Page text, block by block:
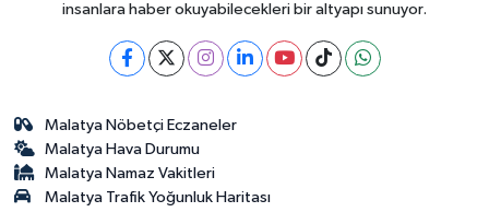
insanlara haber okuyabilecekleri bir altyapı sunuyor.
Malatya Nöbetçi Eczaneler
Malatya Hava Durumu
Malatya Namaz Vakitleri
Malatya Trafik Yoğunluk Haritası